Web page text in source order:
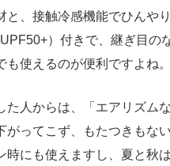
と、接触冷感機能でひんや
）付きで、継ぎ目の
も使えるのが便利ですよね
人からは、「エアリズム
がってこず、もたつきもな
時にも使えますし、夏と秋